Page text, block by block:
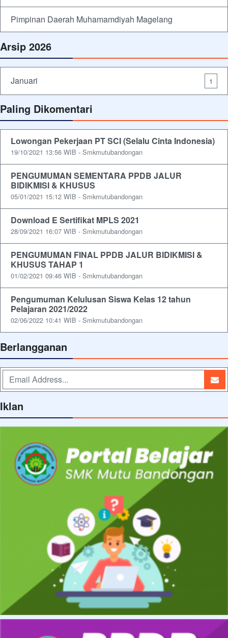
Pimpinan Daerah Muhamamdiyah Magelang
Arsip 2026
Januari 1
Paling Dikomentari
Lowongan Pekerjaan PT SCI (Selalu Cinta Indonesia)
19/10/2021 13:56 WIB - Smkmutubandongan
PENGUMUMAN SEMENTARA PPDB JALUR
BIDIKMISI & KHUSUS
05/01/2021 15:12 WIB - Smkmutubandongan
Download E Sertifikat MPLS 2021
28/09/2021 16:07 WIB - Smkmutubandongan
PENGUMUMAN FINAL PPDB JALUR BIDIKMISI &
KHUSUS TAHAP 1
01/02/2021 09:46 WIB - Smkmutubandongan
Pengumuman Kelulusan Siswa Kelas 12 tahun
Pelajaran 2021/2022
02/06/2022 10:41 WIB - Smkmutubandongan
Berlangganan
Iklan